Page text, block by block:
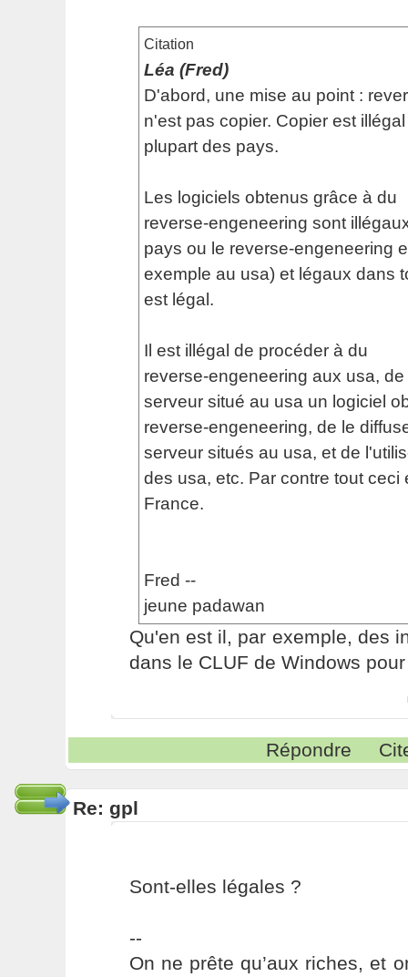
Citation
Léa (Fred)
D'abord, une mise au point :
n'est pas copier. Copier est
plupart des pays.
Les logiciels obtenus grâce à du
reverse-engeneering sont
pays ou le reverse-engeneering
exemple au usa) et légaux dans
est légal.
Il est illégal de procéder à du
reverse-engeneering aux usa,
serveur situé au usa un logiciel
reverse-engeneering, de le
serveur situés au usa, et de
des usa, etc. Par contre tout ceci
France.
Fred --
jeune padawan
Qu'en est il, par exemple, des
dans le CLUF de Windows
Répondre
Re: gpl
Sont-elles légales ?
--
On ne prête qu’aux riches, et